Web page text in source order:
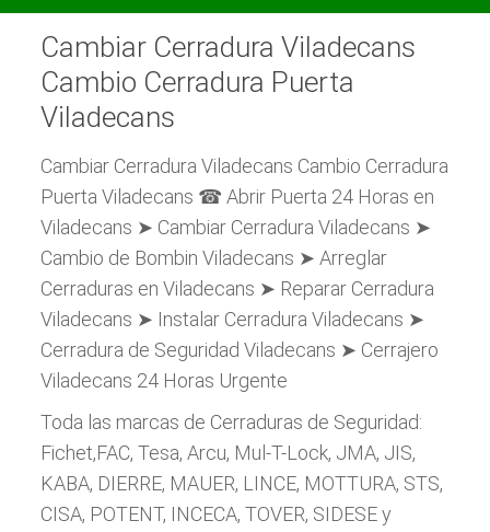
Cambiar Cerradura Viladecans
Cambio Cerradura Puerta
Viladecans
Cambiar Cerradura Viladecans Cambio Cerradura
Puerta Viladecans ☎ Abrir Puerta 24 Horas en
Viladecans ➤ Cambiar Cerradura Viladecans ➤
Cambio de Bombin Viladecans ➤ Arreglar
Cerraduras en Viladecans ➤ Reparar Cerradura
Viladecans ➤ Instalar Cerradura Viladecans ➤
Cerradura de Seguridad Viladecans ➤ Cerrajero
Viladecans 24 Horas Urgente
Toda las marcas de Cerraduras de Seguridad:
Fichet,FAC, Tesa, Arcu, Mul-T-Lock, JMA, JIS,
KABA, DIERRE, MAUER, LINCE, MOTTURA, STS,
CISA, POTENT, INCECA, TOVER, SIDESE y